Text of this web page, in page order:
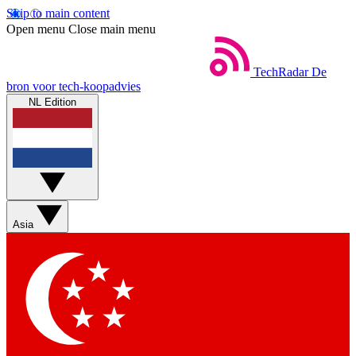
Skip to main content
Open menu Close main menu
TechRadar De
bron voor tech-koopadvies
NL Edition
Asia